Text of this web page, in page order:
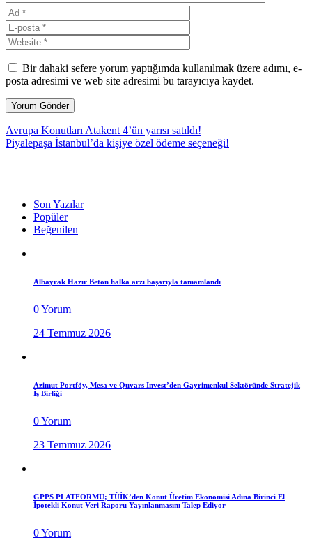
Bir dahaki sefere yorum yaptığımda kullanılmak üzere adımı, e-
posta adresimi ve web site adresimi bu tarayıcıya kaydet.
Avrupa Konutları Atakent 4’ün yarısı satıldı!
Piyalepaşa İstanbul’da kişiye özel ödeme seçeneği!
Son Yazılar
Popüler
Beğenilen
Albayrak Hazır Beton halka arzı başarıyla tamamlandı
0 Yorum
24 Temmuz 2026
Azimut Portföy, Mesa ve Quvars Invest’den Gayrimenkul Sektöründe Stratejik
İş Birliği
0 Yorum
23 Temmuz 2026
GPPS PLATFORMU; TÜİK’den Konut Üretim Ekonomisi Adına Birinci El
İpotekli Konut Veri Raporu Yayınlanmasını Talep Ediyor
0 Yorum